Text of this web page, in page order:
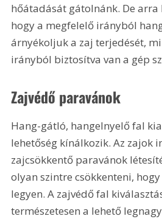
hőátadását gátolnánk. De
hogy a megfelelő irányból
árnyékoljuk a zaj terjedését,
irányból biztosítva van a gép
Zajvédő paravánok
Hang-gátló, hangelnyelő fal
lehetőség kínálkozik. Az zajok
zajcsökkentő paravánok
olyan szintre csökkenteni,
legyen. A zajvédő fal
természetesen a lehető